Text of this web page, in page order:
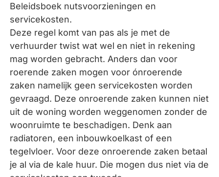
Beleidsboek nutsvoorzieningen en
servicekosten.
Deze regel komt van pas als je met de
verhuurder twist wat wel en niet in rekening
mag worden gebracht. Anders dan voor
roerende zaken mogen voor ónroerende
zaken namelijk geen servicekosten worden
gevraagd. Deze onroerende zaken kunnen niet
uit de woning worden weggenomen zonder de
woonruimte te beschadigen. Denk aan
radiatoren, een inbouwkoelkast of een
tegelvloer. Voor deze onroerende zaken betaal
je al via de kale huur. Die mogen dus niet via de